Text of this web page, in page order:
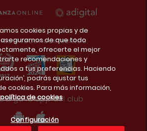
y reconocimientos:
la app del club
cookies propias y de
de que todo
ofrecerte el mejor
recomendaciones y
a tus preferencias. Haciendo
podrás ajustar tus
cookies. Para más información,
política de cookies
Configuración